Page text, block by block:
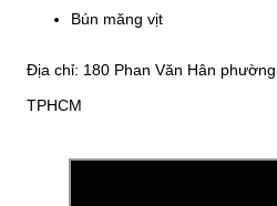
Bún măng vịt
Địa chỉ: 180 Phan Văn Hân
TPHCM